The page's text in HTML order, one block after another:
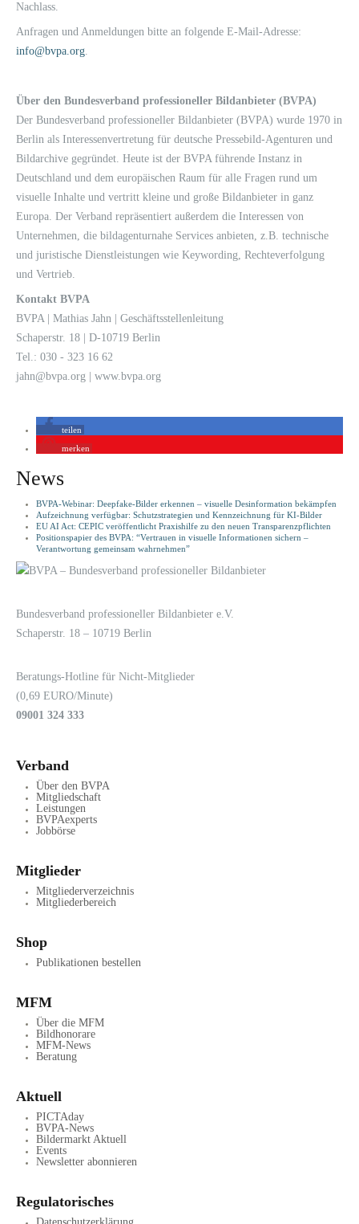
Nachlass.
Anfragen und Anmeldungen bitte an folgende E-Mail-Adresse:
info@bvpa.org.
Über den Bundesverband professioneller Bildanbieter (BVPA)
Der Bundesverband professioneller Bildanbieter (BVPA) wurde 1970 in
Berlin als Interessenvertretung für deutsche Pressebild-Agenturen und
Bildarchive gegründet. Heute ist der BVPA führende Instanz in
Deutschland und dem europäischen Raum für alle Fragen rund um
visuelle Inhalte und vertritt kleine und große Bildanbieter in ganz
Europa. Der Verband repräsentiert außerdem die Interessen von
Unternehmen, die bildagenturnahe Services anbieten, z.B. technische
und juristische Dienstleistungen wie Keywording, Rechteverfolgung
und Vertrieb.
Kontakt BVPA
BVPA | Mathias Jahn | Geschäftsstellenleitung
Schaperstr. 18 | D-10719 Berlin
Tel.: 030 - 323 16 62
jahn@bvpa.org | www.bvpa.org
teilen
merken
News
BVPA-Webinar: Deepfake-Bilder erkennen – visuelle Desinformation bekämpfen
Aufzeichnung verfügbar: Schutzstrategien und Kennzeichnung für KI-Bilder
EU AI Act: CEPIC veröffentlicht Praxishilfe zu den neuen Transparenzpflichten
Positionspapier des BVPA: “Vertrauen in visuelle Informationen sichern –
Verantwortung gemeinsam wahrnehmen”
Bundesverband professioneller Bildanbieter e.V.
Schaperstr. 18 – 10719 Berlin
Beratungs-Hotline für Nicht-Mitglieder
(0,69 EURO/Minute)
09001 324 333
Verband
Über den BVPA
Mitgliedschaft
Leistungen
BVPAexperts
Jobbörse
Mitglieder
Mitgliederverzeichnis
Mitgliederbereich
Shop
Publikationen bestellen
MFM
Über die MFM
Bildhonorare
MFM-News
Beratung
Aktuell
PICTAday
BVPA-News
Bildermarkt Aktuell
Events
Newsletter abonnieren
Regulatorisches